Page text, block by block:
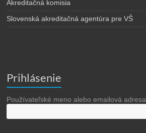
Akreditačná komisia
Slovenská akreditačná agentúra pre VŠ
Prihlásenie
Používateľské meno alebo emailová adresa